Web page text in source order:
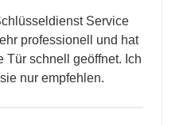
Service
professionell und hat
schnell geöffnet. Ich
nur empfehlen.